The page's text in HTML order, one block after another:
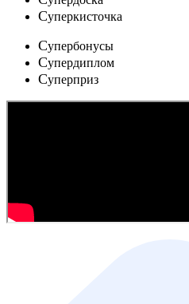
Cуперкисточка
Cупербонусы
Cупердиплом
Cуперприз